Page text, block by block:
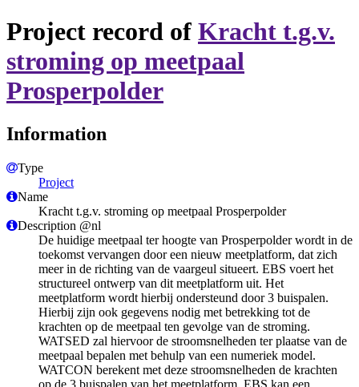
Project record of Kracht t.g.v.
stroming op meetpaal
Prosperpolder
Information
Type
Project
Name
Kracht t.g.v. stroming op meetpaal Prosperpolder
Description @nl
​De huidige meetpaal ter hoogte van Prosperpolder wordt in de
toekomst vervangen door een nieuw meetplatform, dat zich
meer in de richting van de vaargeul situeert. EBS voert het
structureel ontwerp van dit meetplatform uit. Het
meetplatform wordt hierbij ondersteund door 3 buispalen.
Hierbij zijn ook gegevens nodig met betrekking tot de
krachten op de meetpaal ten gevolge van de stroming.
WATSED zal hiervoor de stroomsnelheden ter plaatse van de
meetpaal bepalen met behulp van een numeriek model.
WATCON berekent met deze stroomsnelheden de krachten
op de 3 buispalen van het meetplatform. EBS kan een